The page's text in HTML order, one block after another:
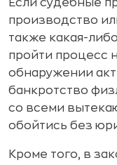
Если судебные
производство
также какая-
пройти процесс
обнаружении
банкротство
со всеми
обойтись без
Кроме того, в